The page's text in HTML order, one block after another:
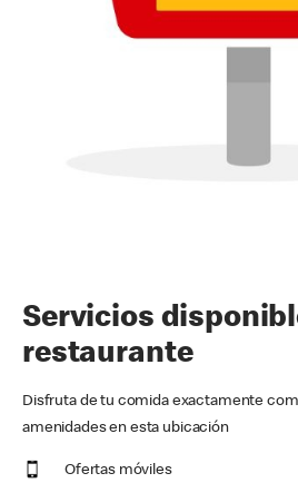
Servicios
restaurante
Disfruta de tu comida exactamente
amenidades en esta ubicación
Ofertas móviles